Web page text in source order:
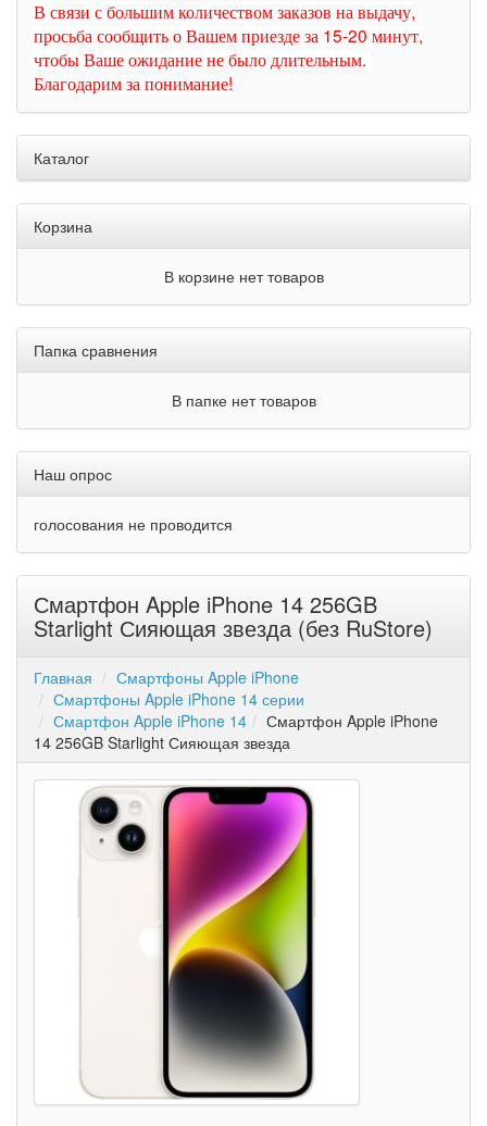
В связи с большим количеством заказов на выдачу,
просьба сообщить о Вашем приезде за 15-20 минут,
чтобы Ваше ожидание не было длительным.
Благодарим за понимание!
Каталог
Корзина
В корзине нет товаров
Папка сравнения
В папке нет товаров
Наш опрос
голосования не проводится
Смартфон Apple iPhone 14 256GB
Starlight Сияющая звезда (без RuStore)
Главная
Смартфоны Apple iPhone
Смартфоны Apple iPhone 14 серии
Смартфон Apple iPhone 14
Смартфон Apple iPhone
14 256GB Starlight Сияющая звезда